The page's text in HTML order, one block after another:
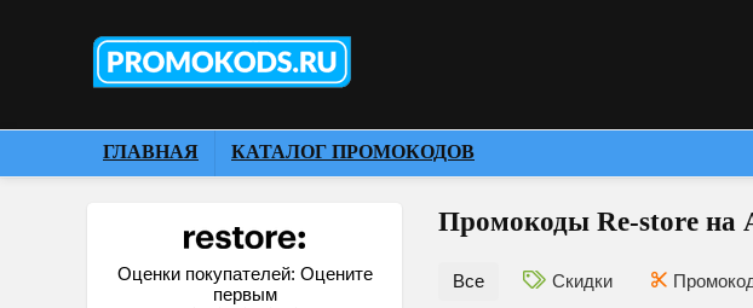
ГЛАВНАЯ КАТАЛОГ ПРОМОКОДОВ
Промокоды Re-store на
Оценки покупателей: Оцените
первым
Все Скидки